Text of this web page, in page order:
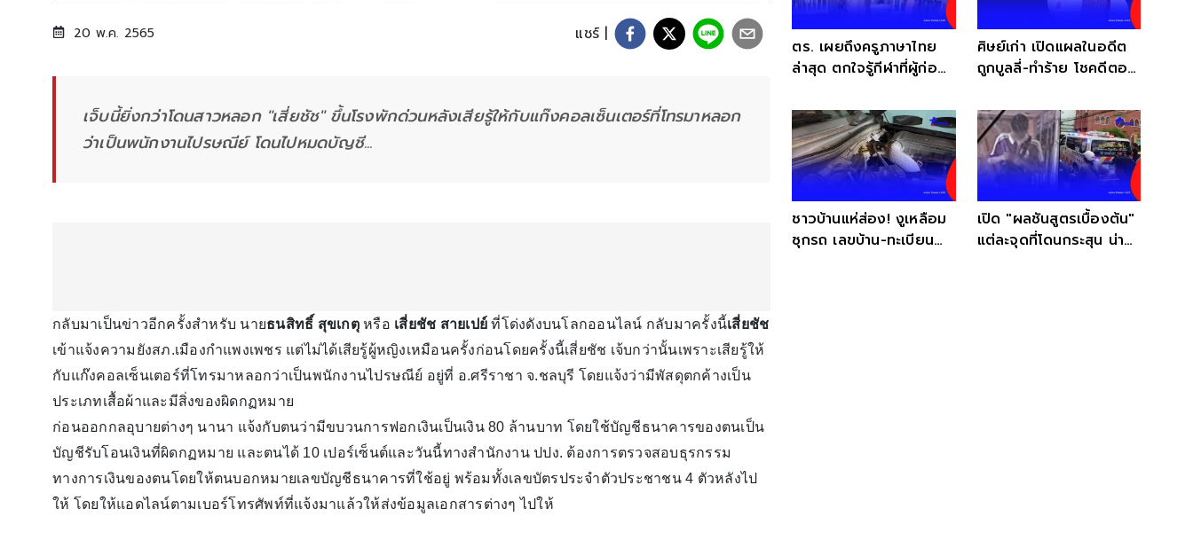
20 พ.ค. 2565 แชร์ |
เจ็บนี้ยิ่งกว่าโดนสาวหลอก "เสี่ยชัช" ขึ้นโรงพักด่วนหลังเสียรู้ให้กับแก๊งคอลเซ็นเตอร์ที่โทรมาหลอก
ว่าเป็นพนักงานไปรษณีย์ โดนไปหมดบัญชี...
กลับมาเป็นข่าวอีกครั้งสำหรับ นายธนสิทธิ์ สุขเกตุหรือ เสี่ยชัช สายเปย์ ที่โด่งดังบนโลกออนไลน์ กลับมาครั้งนี้เสี่ยชัช
เข้าแจ้งความยังสภ.เมืองกำแพงเพชร แต่ไม่ได้เสียรู้ผู้หญิงเหมือนครั้งก่อนโดยครั้งนี้เสี่ยชัช เจ้บกว่านั้นเพราะเสียรู้ให้
กับแก๊งคอลเซ็นเตอร์ที่โทรมาหลอกว่าเป็นพนักงานไปรษณีย์ อยู่ที่ อ.ศรีราชา จ.ชลบุรี โดยแจ้งว่ามีพัสดุตกค้างเป็น
ประเภทเสื้อผ้าและมีสิ่งของผิดกฏหมาย
ก่อนออกกลอุบายต่างๆ นานา แจ้งกับตนว่ามีขบวนการฟอกเงินเป็นเงิน 80 ล้านบาท โดยใช้บัญชีธนาคารของตนเป็น
บัญชีรับโอนเงินที่ผิดกฏหมาย และตนได้ 10 เปอร์เซ็นต์และวันนี้ทางสำนักงาน ปปง. ต้องการตรวจสอบธุรกรรม
ทางการเงินของตนโดยให้ตนบอกหมายเลขบัญชีธนาคารที่ใช้อยู่ พร้อมทั้งเลขบัตรประจำตัวประชาชน 4 ตัวหลังไป
ให้ โดยให้แอดไลน์ตามเบอร์โทรศัพท์ที่แจ้งมาแล้วให้ส่งข้อมูลเอกสารต่างๆ ไปให้
ตร. เผยถึงครูภาษาไทย
ล่าสุด ตกใจรู้กีฬาที่ผู้ก่อ
ศิษย์เก่า เปิดแผลในอดีต
ถูกบูลลี่-ทำร้าย โชคดีตอน
ชาวบ้านแห่ส่อง! งูเหลือม
ซุกรถ เลขบ้าน-ทะเบียน
เปิด "ผลชันสูตรเบื้องต้น"
แต่ละจุดที่โดนกระสุน น่า